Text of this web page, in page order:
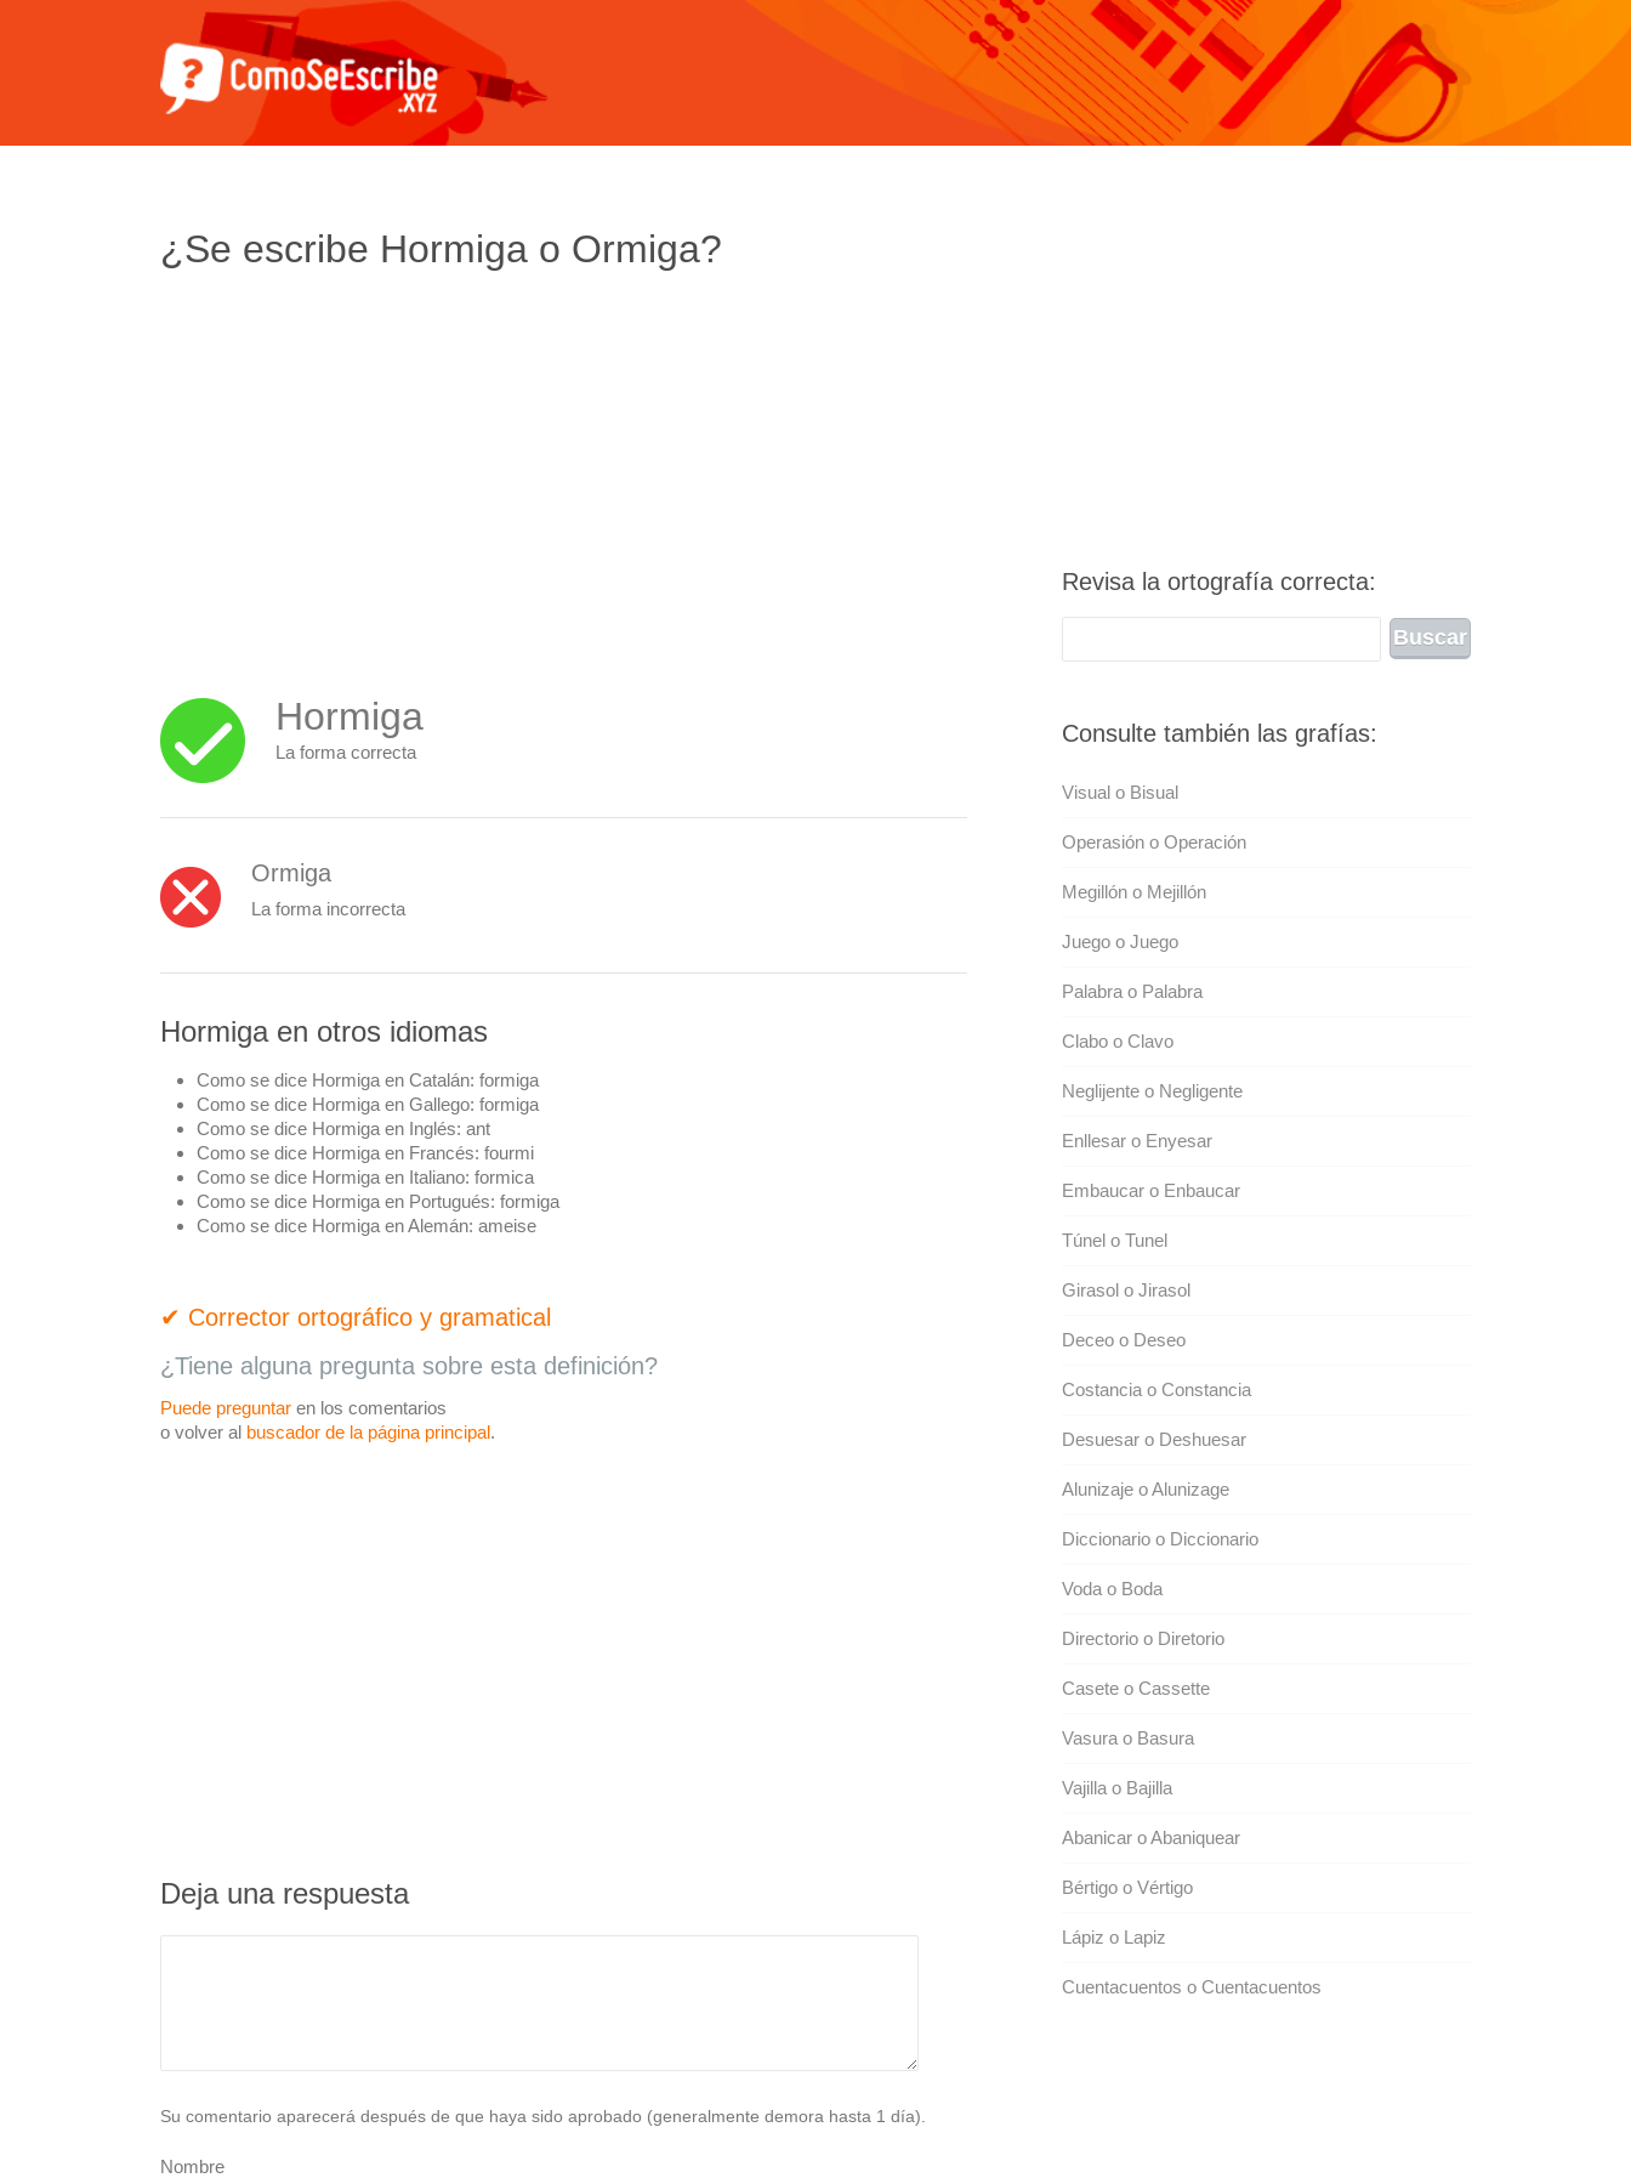
¿Se escribe Hormiga o Ormiga?
Hormiga
La forma correcta
Ormiga
La forma incorrecta
Hormiga en otros idiomas
Como se dice Hormiga en Catalán: formiga
Como se dice Hormiga en Gallego: formiga
Como se dice Hormiga en Inglés: ant
Como se dice Hormiga en Francés: fourmi
Como se dice Hormiga en Italiano: formica
Como se dice Hormiga en Portugués: formiga
Como se dice Hormiga en Alemán: ameise
✔ Corrector ortográfico y gramatical
¿Tiene alguna pregunta sobre esta definición?
Puede preguntar en los comentarios
o volver al buscador de la página principal.
Deja una respuesta
Su comentario aparecerá después de que haya sido aprobado (generalmente demora hasta 1 día).
Nombre
Revisa la ortografía correcta:
Consulte también las grafías:
Visual o Bisual
Operasión o Operación
Megillón o Mejillón
Juego o Juego
Palabra o Palabra
Clabo o Clavo
Neglijente o Negligente
Enllesar o Enyesar
Embaucar o Enbaucar
Túnel o Tunel
Girasol o Jirasol
Deceo o Deseo
Costancia o Constancia
Desuesar o Deshuesar
Alunizaje o Alunizage
Diccionario o Diccionario
Voda o Boda
Directorio o Diretorio
Casete o Cassette
Vasura o Basura
Vajilla o Bajilla
Abanicar o Abaniquear
Bértigo o Vértigo
Lápiz o Lapiz
Cuentacuentos o Cuentacuentos